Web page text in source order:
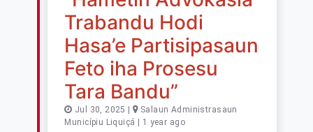
Trabandu Hodi
Hasa’e Partisipasaun
Feto iha Prosesu
Tara Bandu”
Jul 30, 2025 | Salaun Administrasaun
Municípiu Liquiçá | 1 year ago